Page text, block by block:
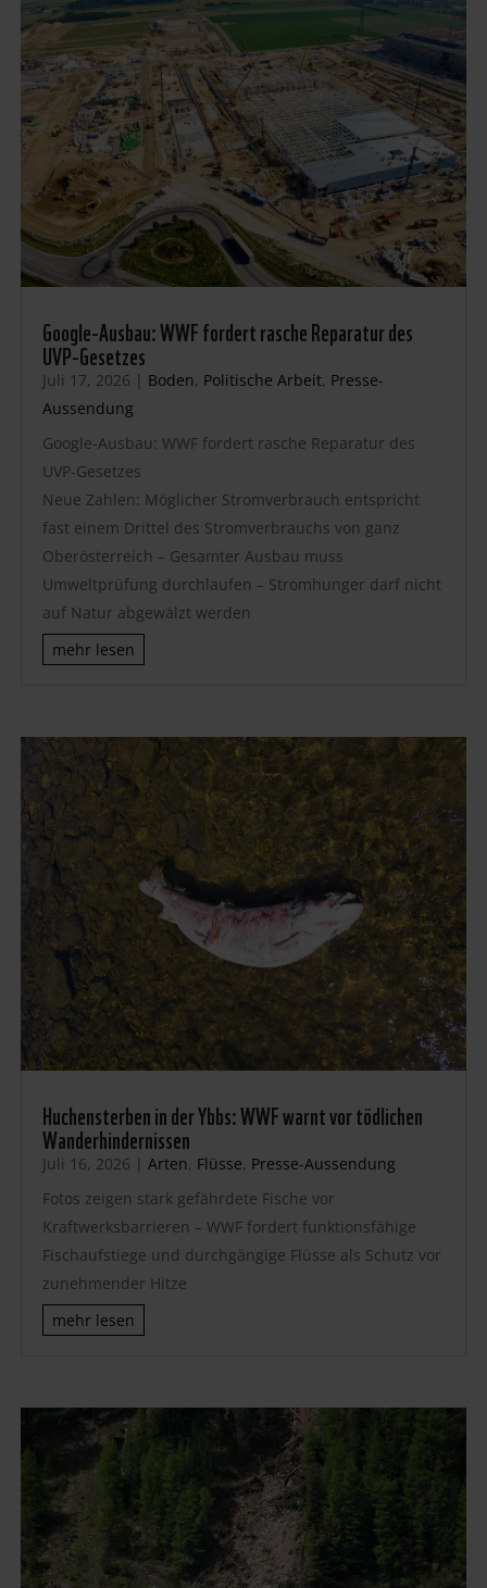
Google-Ausbau: WWF fordert rasche Reparatur des
UVP-Gesetzes
Juli 17, 2026 | Boden, Politische Arbeit, Presse-
Aussendung
Google-Ausbau: WWF fordert rasche Reparatur des
UVP-Gesetzes
Neue Zahlen: Möglicher Stromverbrauch entspricht
fast einem Drittel des Stromverbrauchs von ganz
Oberösterreich – Gesamter Ausbau muss
Umweltprüfung durchlaufen – Stromhunger darf nicht
auf Natur abgewälzt werden
mehr lesen
Huchensterben in der Ybbs: WWF warnt vor tödlichen
Wanderhindernissen
Juli 16, 2026 | Arten, Flüsse, Presse-Aussendung
Fotos zeigen stark gefährdete Fische vor
Kraftwerksbarrieren – WWF fordert funktionsfähige
Fischaufstiege und durchgängige Flüsse als Schutz vor
zunehmender Hitze
mehr lesen